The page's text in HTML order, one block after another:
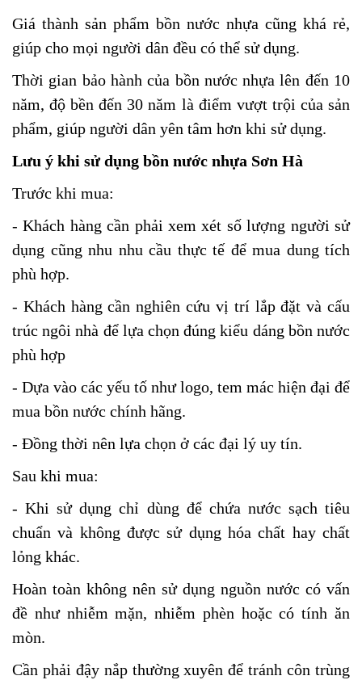
Giá thành sản phẩm bồn nước nhựa cũng khá rẻ,
giúp cho mọi người dân đều có thể sử dụng.
Thời gian bảo hành của bồn nước nhựa lên đến 10
năm, độ bền đến 30 năm là điểm vượt trội của sản
phẩm, giúp người dân yên tâm hơn khi sử dụng.
Lưu ý khi sử dụng bồn nước nhựa Sơn Hà
Trước khi mua:
- Khách hàng cần phải xem xét số lượng người sử
dụng cũng nhu nhu cầu thực tế để mua dung tích
phù hợp.
- Khách hàng cần nghiên cứu vị trí lắp đặt và cấu
trúc ngôi nhà để lựa chọn đúng kiểu dáng bồn nước
phù hợp
- Dựa vào các yếu tố như logo, tem mác hiện đại để
mua bồn nước chính hãng.
- Đồng thời nên lựa chọn ở các đại lý uy tín.
Sau khi mua:
- Khi sử dụng chỉ dùng để chứa nước sạch tiêu
chuẩn và không được sử dụng hóa chất hay chất
lỏng khác.
Hoàn toàn không nên sử dụng nguồn nước có vấn
đề như nhiễm mặn, nhiễm phèn hoặc có tính ăn
mòn.
Cần phải đậy nắp thường xuyên để tránh côn trùng